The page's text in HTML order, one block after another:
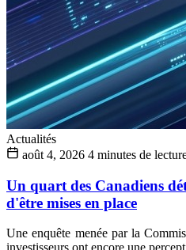
Actualités
août 4, 2026 4 minutes de
Un quart des Canadiens
d'être mises en place
Une enquête menée par la